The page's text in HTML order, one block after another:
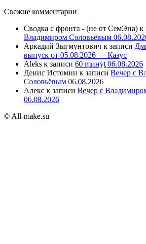
Свежие комментарии
Сводка с фронта - (не от СемЭна) к
Владимиром Соловьёвым
Аркадий Зыгмунтович к записи
выпуск от 05.08.2026 — Казус
Aleks к записи 60 ṃинẏƫ 06.08.2026
Денис Истомин к записи Вечер с
Соловьёвым 06.08.2026
Алекс к записи Вечер с
06.08.2026
© All-make.su